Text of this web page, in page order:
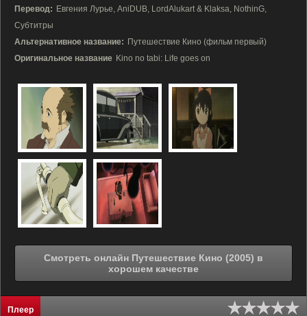
Перевод: Евгения Лурье, AniDUB, LordAlukart & Klaksa, NothinG,
Субтитры
Альтернативное название: Путешествие Кино (фильм первый)
Оригинальное название Kino no tabi: Life goes on
Смотреть онлайн Путешествие Кино (2005) в
хорошем качестве
Плеер